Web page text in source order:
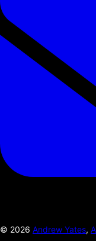
© 2026 Andrew Yates,